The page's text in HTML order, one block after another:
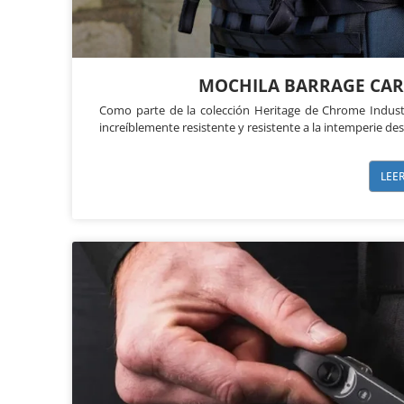
MOCHILA BARRAGE
Como parte de la colección Heritage de Chrome
increíblemente resistente y resistente a la intemperie